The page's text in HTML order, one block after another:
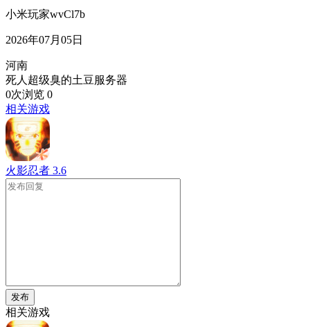
小米玩家wvCl7b
2026年07月05日
河南
死人超级臭的土豆服务器
0次浏览 0
相关游戏
火影忍者 3.6
发布
相关游戏